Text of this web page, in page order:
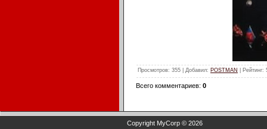
Просмотров: 355 | Добавил: POSTMAN Рейтинг:
Всего комментариев: 0
Copyright MyCorp © 2026